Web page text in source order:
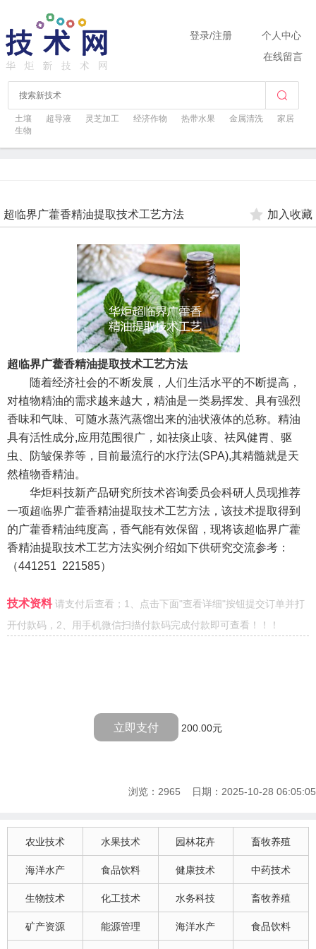
土壤 超导液 灵芝加工 经济作物 热带水果 金属清洗
家居
生物
登录/注册
个人中心
在线留言
超临界广藿香精油提取技术工艺方法 加入收藏
超临界广藿香精油提取技术工艺方法
随着经济社会的不断发展，人们生活水平的不断提高，
对植物精油的需求越来越大，精油是一类易挥发、具有强烈
香味和气味、可随水蒸汽蒸馏出来的油状液体的总称。精油
具有活性成分,应用范围很广，如祛痰止咳、祛风健胃、驱
虫、防皱保养等，目前最流行的水疗法(SPA),其精髓就是天
然植物香精油。
华炬科技新产品研究所技术咨询委员会科研人员现推荐
一项超临界广藿香精油提取技术工艺方法，该技术提取得到
的广藿香精油纯度高，香气能有效保留，现将该超临界广藿
香精油提取技术工艺方法实例介绍如下供研究交流参考 ：
（441251 221585）
技术资料请支付后查看；1、点击下面"查看详细"按钮提交订单并打
开付款码，2、用手机微信扫描付款码完成付款即可查看！！！
立即支付 200.00元
浏览：2965 日期：2025-10-28 06:05:05
农业技术 水果技术 园林花卉 畜牧养殖
海洋水产 食品饮料 健康技术 中药技术
生物技术 化工技术 水务科技 畜牧养殖
矿产资源 能源管理 海洋水产 食品饮料